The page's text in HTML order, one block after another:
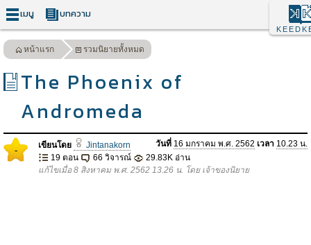
เมนู บทความ
หน้าแรก รวมนิยายทั้งหมด
The Phoenix of
Andromeda
- เขียนโดย Jintanakorn วันที่ 16 มกราคม พ.ศ. 2562 เวลา 10.23 น.
19 ตอน
66 วิจารณ์
29.83K อ่าน
แก้ไขเมื่อ 8 สิงหาคม พ.ศ. 2562 13.26 น. โดย เจ้าของนิยาย